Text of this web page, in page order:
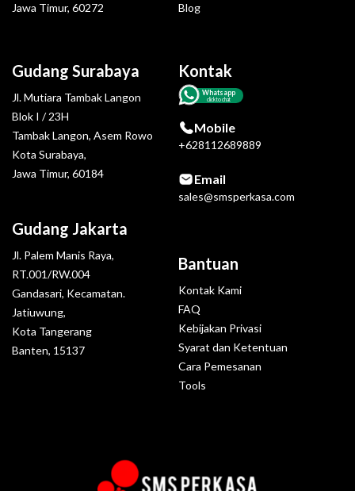
Gudang Surabaya
Jl. Mutiara Tambak Langon
Blok I / 23H
Tambak Langon, Asem Rowo
Kota Surabaya,
Jawa Timur, 60184
Gudang Jakarta
Jl. Palem Manis Raya,
RT.001/RW.004
Gandasari, Kecamatan.
Jatiuwung,
Kota Tangerang
Banten, 15137
Jawa Timur, 60272
Kontak
Whatsapp
click to chat
Mobile
+628112689889
Email
sales@smsperkasa.com
Blog
Bantuan
Kontak Kami
FAQ
Kebijakan Privasi
Syarat dan Ketentuan
Cara Pemesanan
Tools